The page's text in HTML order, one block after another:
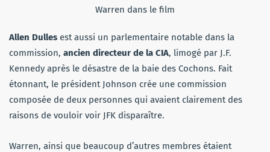
Warren dans le film
Allen Dulles est aussi un parlementaire notable dans la
commission, ancien directeur de la CIA, limogé par J.F.
Kennedy après le désastre de la baie des Cochons. Fait
étonnant, le président Johnson crée une commission
composée de deux personnes qui avaient clairement des
raisons de vouloir voir JFK disparaître.
Warren, ainsi que beaucoup d’autres membres étaient